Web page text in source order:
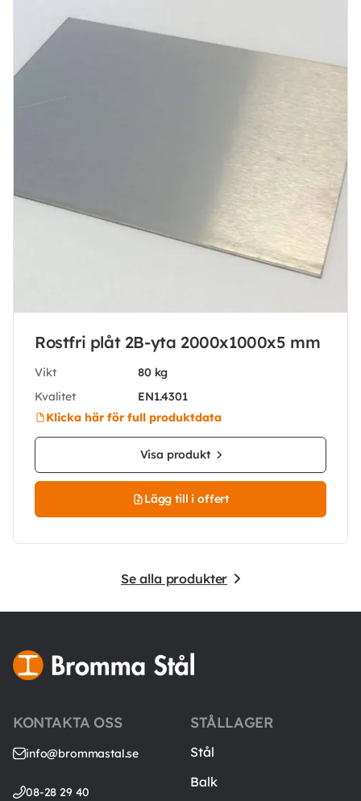
Rostfri plåt 2B-yta 2000x1000x5 mm
Vikt
80 kg
Kvalitet
EN1.4301
Klicka här för full produktdata
Visa produkt
Lägg till i offert
Se alla produkter
KONTAKTA OSS
info@brommastal.se
08-28 29 40
STÅLLAGER
Stål
Balk